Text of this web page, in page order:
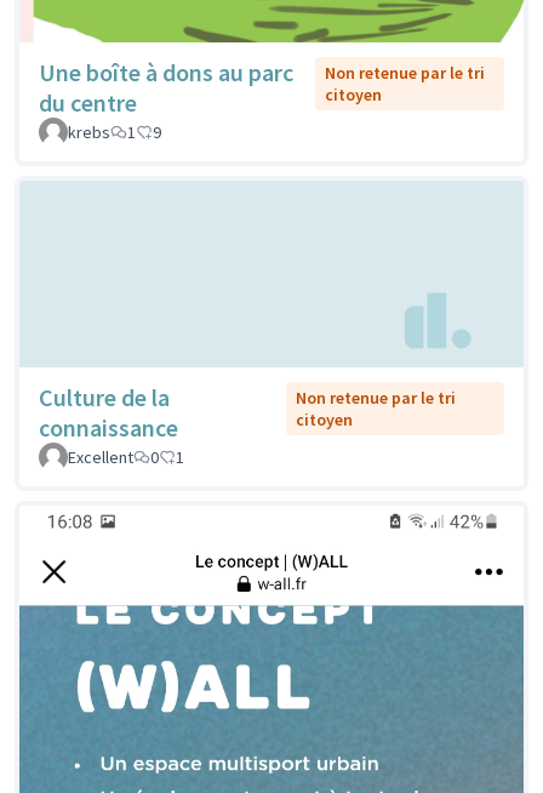
Une boîte à dons au parc
du centre
Non retenue par le tri
citoyen
krebs
1 9
Culture de la
connaissance
Non retenue par le tri
citoyen
Excellent
0 1